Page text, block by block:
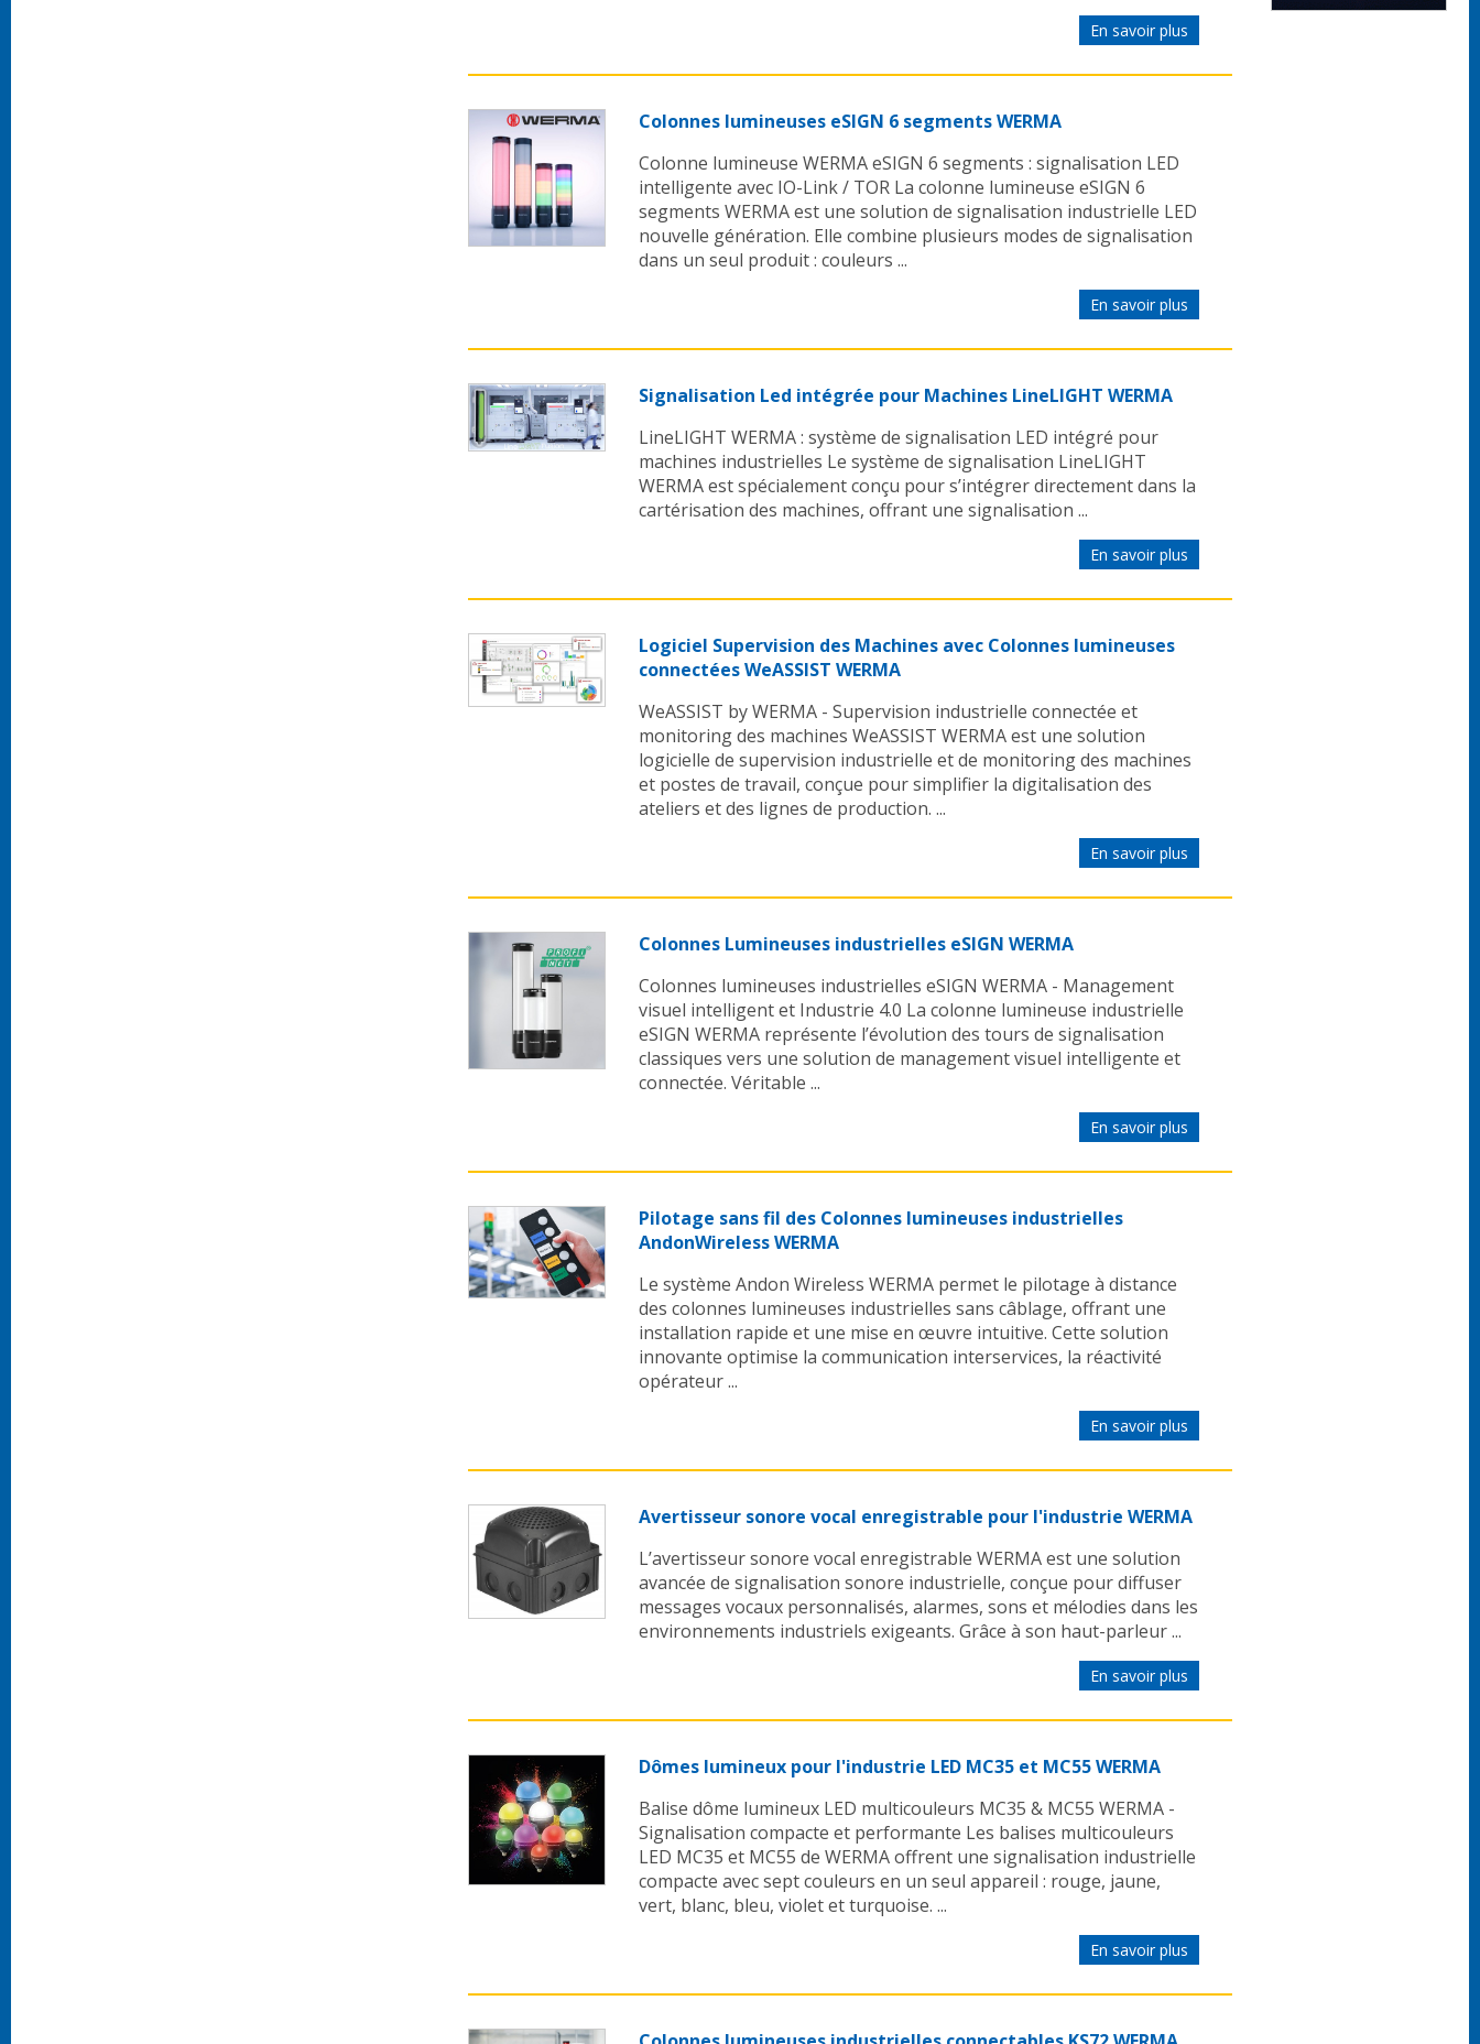
En savoir plus
Colonnes lumineuses eSIGN 6 segments WERMA
Colonne lumineuse WERMA eSIGN 6 segments : signalisation LED
intelligente avec IO-Link / TOR La colonne lumineuse eSIGN 6
segments WERMA est une solution de signalisation industrielle LED
nouvelle génération. Elle combine plusieurs modes de signalisation
dans un seul produit : couleurs ...
En savoir plus
Signalisation Led intégrée pour Machines LineLIGHT WERMA
LineLIGHT WERMA : système de signalisation LED intégré pour
machines industrielles Le système de signalisation LineLIGHT
WERMA est spécialement conçu pour s’intégrer directement dans la
cartérisation des machines, offrant une signalisation ...
En savoir plus
Logiciel Supervision des Machines avec Colonnes lumineuses
connectées WeASSIST WERMA
WeASSIST by WERMA - Supervision industrielle connectée et
monitoring des machines WeASSIST WERMA est une solution
logicielle de supervision industrielle et de monitoring des machines
et postes de travail, conçue pour simplifier la digitalisation des
ateliers et des lignes de production. ...
En savoir plus
Colonnes Lumineuses industrielles eSIGN WERMA
Colonnes lumineuses industrielles eSIGN WERMA - Management
visuel intelligent et Industrie 4.0 La colonne lumineuse industrielle
eSIGN WERMA représente l’évolution des tours de signalisation
classiques vers une solution de management visuel intelligente et
connectée. Véritable ...
En savoir plus
Pilotage sans fil des Colonnes lumineuses industrielles
AndonWireless WERMA
Le système Andon Wireless WERMA permet le pilotage à distance
des colonnes lumineuses industrielles sans câblage, offrant une
installation rapide et une mise en œuvre intuitive. Cette solution
innovante optimise la communication interservices, la réactivité
opérateur ...
En savoir plus
Avertisseur sonore vocal enregistrable pour l'industrie WERMA
L’avertisseur sonore vocal enregistrable WERMA est une solution
avancée de signalisation sonore industrielle, conçue pour diffuser
messages vocaux personnalisés, alarmes, sons et mélodies dans les
environnements industriels exigeants. Grâce à son haut-parleur ...
En savoir plus
Dômes lumineux pour l'industrie LED MC35 et MC55 WERMA
Balise dôme lumineux LED multicouleurs MC35 & MC55 WERMA -
Signalisation compacte et performante Les balises multicouleurs
LED MC35 et MC55 de WERMA offrent une signalisation industrielle
compacte avec sept couleurs en un seul appareil : rouge, jaune,
vert, blanc, bleu, violet et turquoise. ...
En savoir plus